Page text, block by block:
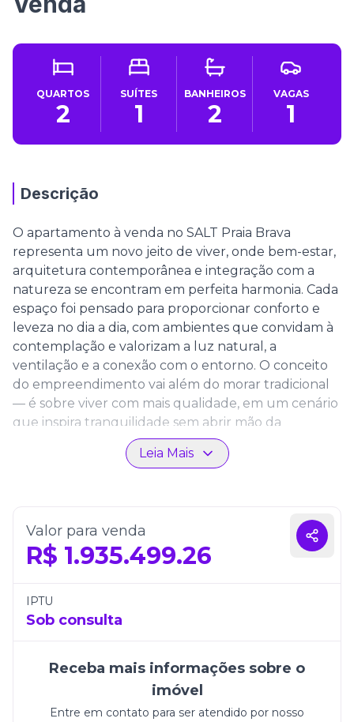
QUARTOS
2
SUÍTES
1
BANHEIROS
2
VAGAS
1
Descrição
O apartamento à venda no SALT Praia Brava
representa um novo jeito de viver, onde bem-estar,
arquitetura contemporânea e integração com a
natureza se encontram em perfeita harmonia. Cada
espaço foi pensado para proporcionar conforto e
leveza no dia a dia, com ambientes que convidam à
contemplação e valorizam a luz natural, a
ventilação e a conexão com o entorno. O conceito
do empreendimento vai além do morar tradicional
— é sobre viver com mais qualidade, em um cenário
que inspira tranquilidade sem abrir mão da
Localizado na privilegiada Praia Brava, ao lado de
catarinense. A região é conhecida por unir o melhor
de dois mundos: a beleza natural de praias
paradisíacas com uma infraestrutura urbana
opções de lazer para todos os estilos. Essa
combinação única transforma a Praia Brava em um
cidade — e, consequentemente, em uma excelente
oportunidade de valorização imobiliária.
O empreendimento se destaca ainda por sua área
Leia Mais
Valor para venda
R$ 1.935.499.26
IPTU
Sob consulta
Receba mais informações sobre o
imóvel
Entre em contato para ser atendido por nosso